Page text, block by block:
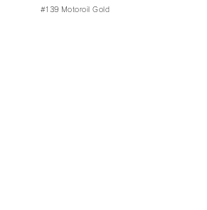
#139 Motoroil Gold